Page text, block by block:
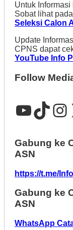
Untuk
Sobat lihat
Seleksi Calon
Update
CPNS dapat
YouTube Info
Follow
Gabung ke
ASN
https://t.me/
Gabung ke
ASN
WhatsApp